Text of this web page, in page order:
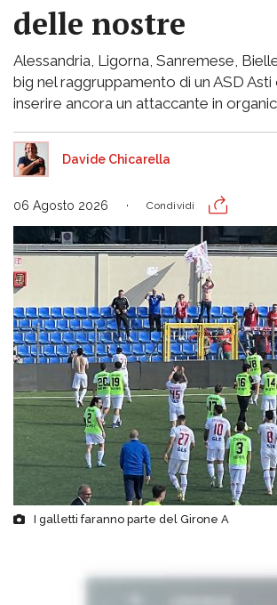
delle nostre
Alessandria, Ligorna, Sanremese,
big nel raggruppamento di un ASD
inserire ancora un attaccante in
Davide Chicarella
06 Agosto 2026 Condividi
I galletti faranno parte del Girone A